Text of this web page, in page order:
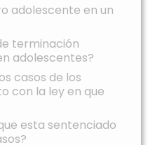
adolescente en un
terminación
adolescentes?
casos de los
con la ley en que
esta sentenciado